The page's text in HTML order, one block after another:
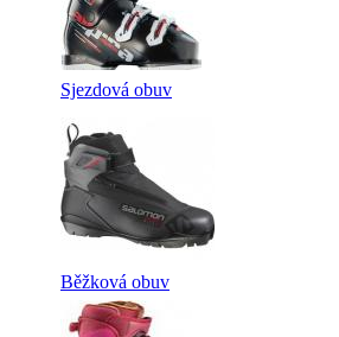
Sjezdová obuv
Běžková obuv